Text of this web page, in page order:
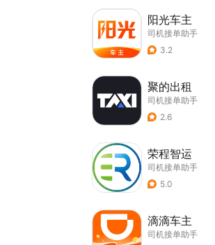
阳光车主
司机接单助手
3.2
聚的出租
司机接单助手
2.6
荣程智运
司机接单助手
5.0
滴滴车主
司机接单助手